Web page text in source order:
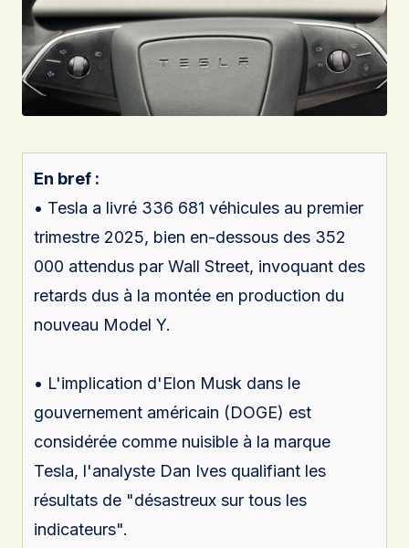
En bref :
• Tesla a livré 336 681 véhicules au premier
trimestre 2025, bien en-dessous des 352
000 attendus par Wall Street, invoquant des
retards dus à la montée en production du
nouveau Model Y.
• L'implication d'Elon Musk dans le
gouvernement américain (DOGE) est
considérée comme nuisible à la marque
Tesla, l'analyste Dan Ives qualifiant les
résultats de "désastreux sur tous les
indicateurs".